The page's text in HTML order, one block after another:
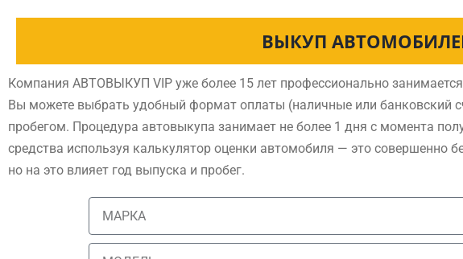
ВЫКУП
Компания АВТОВЫКУП VIP уже более 15 лет профессионально
Вы можете выбрать удобный формат оплаты (наличные или банковский
пробегом. Процедура автовыкупа занимает не более 1 дня с момента
средства используя калькулятор оценки автомобиля — это
но на это влияет год выпуска и пробег.